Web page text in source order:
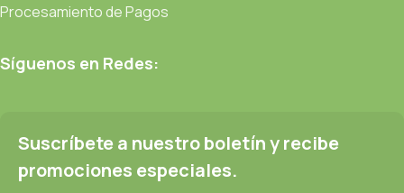
Procesamiento de Pagos
Síguenos en Redes:
Suscríbete a nuestro boletín y recibe
promociones especiales.